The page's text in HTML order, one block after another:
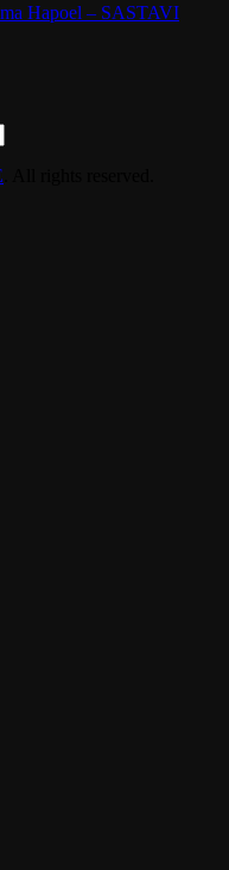
Hapoel – SASTAVI